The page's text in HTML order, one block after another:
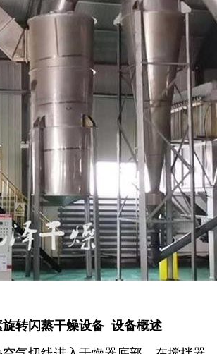
转闪蒸干燥设备 设备概述